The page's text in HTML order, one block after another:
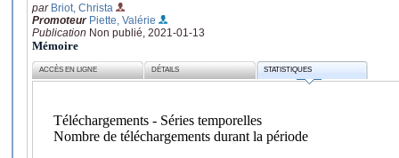
par Briot, Christa
Promoteur Piette, Valérie
Publication Non publié, 2021-01-13
Mémoire
ACCÈS EN LIGNE DÉTAILS STATISTIQUES